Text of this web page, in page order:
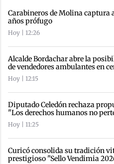
Carabineros de Molina captura
años prófugo
Hoy | 12:26
Alcalde Bordachar abre la
de vendedores ambulantes en
Hoy | 12:15
Diputado Celedón rechaza
"Los derechos humanos no
Hoy | 11:25
Curicó consolida su tradición
prestigioso "Sello Vendimia